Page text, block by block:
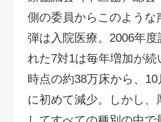
側の委員からこのよう
弾は入院医療。2006年
れた7対1は毎年増加が
時点の約38万床から、
に初めて減少。しかし、